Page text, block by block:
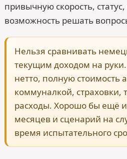
привычную скорость,
возможность решать
Нельзя сравнивать
текущим доходом на
нетто, полную стоимость
коммуналкой, страховки,
расходы. Хорошо бы ещё
месяцев и сценарий на
время испытательного